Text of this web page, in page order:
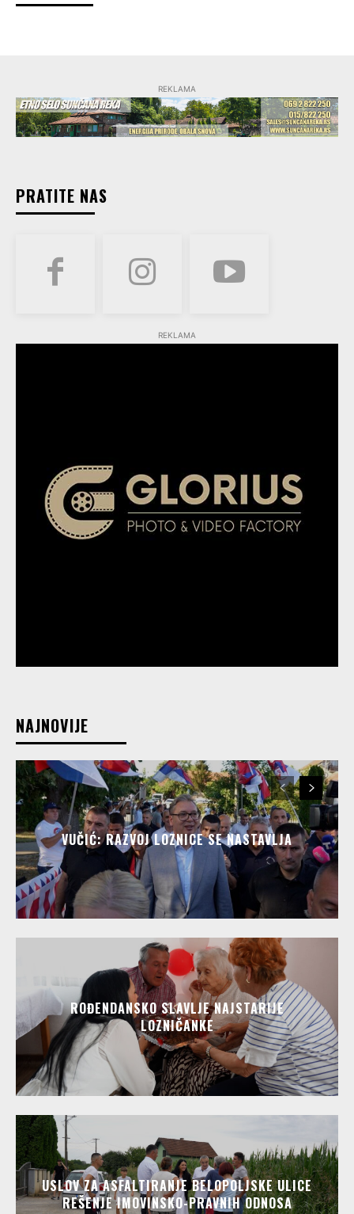
REKLAMA
PRATITE NAS
REKLAMA
NAJNOVIJE
VUČIĆ: RAZVOJ LOZNICE SE NASTAVLJA
ROĐENDANSKO SLAVLJE NAJSTARIJE
LOZNIČANKE
USLOV ZA ASFALTIRANJE BELOPOLJSKE ULICE
REŠENJE IMOVINSKO-PRAVNIH ODNOSA